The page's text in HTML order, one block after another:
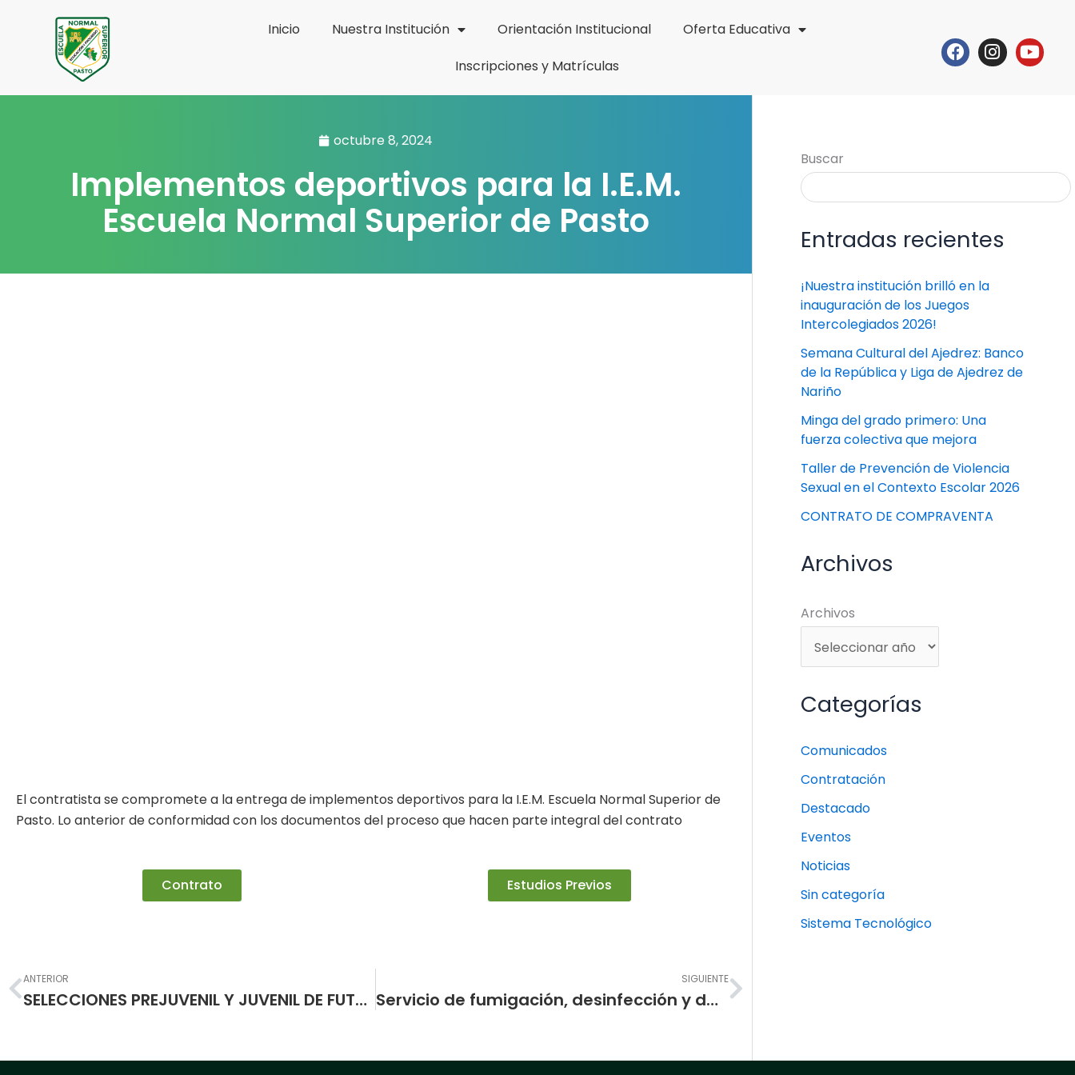
contenido
Inicio Nuestra Institución Orientación Institucional
Oferta Educativa
Inscripciones y Matrículas
Facebook
octubre 8, 2024
Implementos deportivos para la I.E.M.
Escuela Normal Superior de Pasto
El contratista se compromete a la entrega de implementos deportivos para la I.E.M. Escuela Normal Superior de
Pasto. Lo anterior de conformidad con los documentos del proceso que hacen parte integral del contrato
Contrato Estudios Previos
Prev
ANTERIOR
SELECCIONES PREJUVENIL Y JUVENIL DE FUTBOL ESTAN EN LA FINAL DE LOS JUEGOS INTERCOLEGIADOS DE PASTO
SIGUIENTE
Servicio de fumigación, desinfección y desratización, en las áreas internas y externas, zonas comunes, áreas administrativas, salones, bibliotecas, cafetería de la Escuela Normal
Next
Buscar
Entradas recientes
¡Nuestra institución brilló en la
inauguración de los Juegos
Intercolegiados 2026!
Semana Cultural del Ajedrez: Banco
de la República y Liga de Ajedrez de
Nariño
Minga del grado primero: Una
fuerza colectiva que mejora
Taller de Prevención de Violencia
Sexual en el Contexto Escolar 2026
CONTRATO DE COMPRAVENTA
Archivos
Archivos
Categorías
Comunicados
Contratación
Destacado
Eventos
Noticias
Sin categoría
Sistema Tecnológico